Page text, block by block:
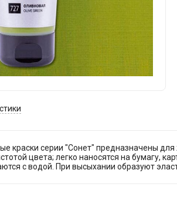
краски серии "Сонет" предназначены
цвета; легко наносятся на бумагу,
с водой. При высыхании образуют